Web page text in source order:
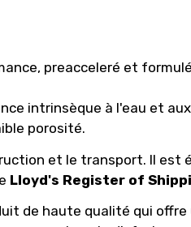
preacceleré et
intrinsèque à l'eau et
porosité.
et le transport. Il est
Lloyd's Register of
de haute qualité qui